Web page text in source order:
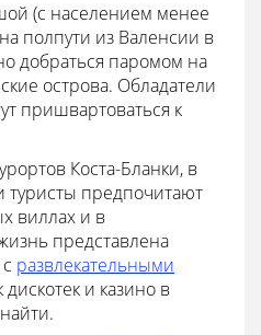
(с населением менее
полпути из Валенсии в
добраться паромом на
острова. Обладатели
пришвартоваться к
Коста-Бланки, в
туристы предпочитают
виллах и в
представлена
развлекательными
дискотек и казино в